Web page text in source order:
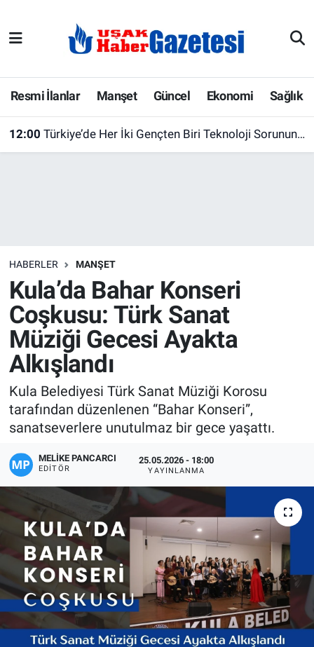
Resmi İlanlar Manşet Güncel Ekonomi Sağlık
12:00 Türkiye’de Her İki Gençten Biri Teknoloji Sorununu Kısa Sürede Çözemiyor
HABERLER MANŞET
Kula’da Bahar Konseri
Coşkusu: Türk Sanat
Müziği Gecesi Ayakta
Alkışlandı
Kula Belediyesi Türk Sanat Müziği Korosu
tarafından düzenlenen “Bahar Konseri”,
sanatseverlere unutulmaz bir gece yaşattı.
MELIKE PANCARCI
EDITÖR
25.05.2026 - 18:00
YAYINLANMA
E-Gazete
Ekonomi
Köşe Yazarları
Kültür Sanat
Manşet
Resmi İlanlar
Sağlık
Uşak Haberleri
Uşak Hava Durumu
Uşak Trafik Yoğunluk Haritası
Süper Lig Puan Durumu ve Fikstür